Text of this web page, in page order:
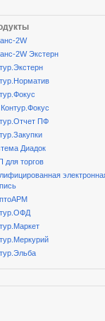
2W
2W Экстерн
ПФ
Диадок
для торгов